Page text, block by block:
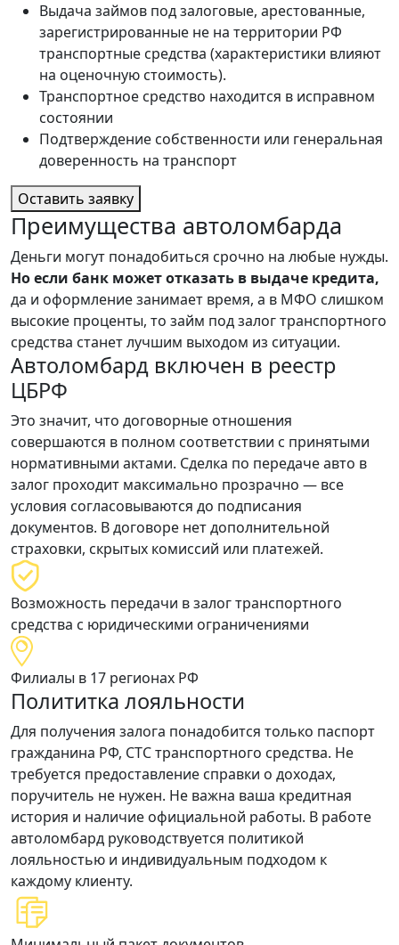
Выдача займов под залоговые, арестованные,
зарегистрированные не на территории РФ
транспортные средства (характеристики влияют
на оценочную стоимость).
Транспортное средство находится в исправном
состоянии
Подтверждение собственности или генеральная
доверенность на транспорт
Оставить заявку
Преимущества автоломбарда
Деньги могут понадобиться срочно на любые нужды.
Но если банк может отказать в выдаче кредита,
да и оформление занимает время, а в МФО слишком
высокие проценты, то займ под залог транспортного
средства станет лучшим выходом из ситуации.
Автоломбард включен в реестр
ЦБРФ
Это значит, что договорные отношения
совершаются в полном соответствии с принятыми
нормативными актами. Сделка по передаче авто в
залог проходит максимально прозрачно — все
условия согласовываются до подписания
документов. В договоре нет дополнительной
страховки, скрытых комиссий или платежей.
Возможность передачи в залог транспортного
средства с юридическими ограничениями
Филиалы в 17 регионах РФ
Полититка лояльности
Для получения залога понадобится только паспорт
гражданина РФ, СТСтранспортного средства. Не
требуется предоставление справки о доходах,
поручитель не нужен. Не важна ваша кредитная
история и наличие официальной работы. В работе
автоломбард руководствуется политикой
лояльностью и индивидуальным подходом к
каждому клиенту.